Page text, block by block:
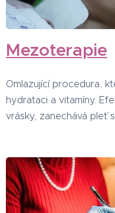
Mezoterapie
Omlazující procedura,
hydrataci a vitamíny.
vrásky, zanechává pleť